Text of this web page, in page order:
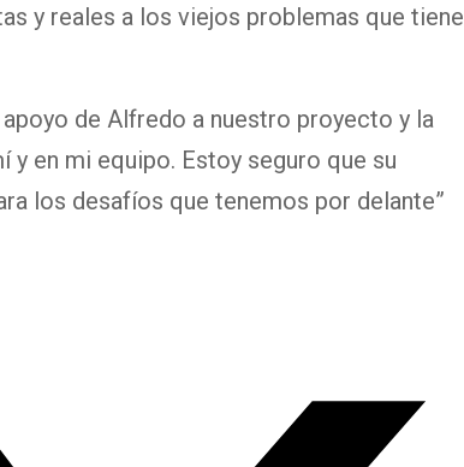
y reales a los viejos problemas que tiene
de Alfredo a nuestro proyecto y la
y en mi equipo. Estoy seguro que su
los desafíos que tenemos por delante”